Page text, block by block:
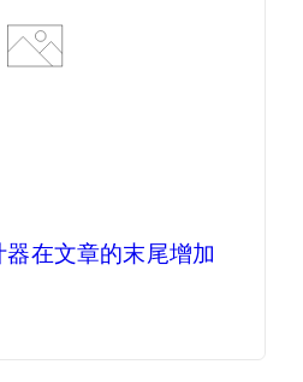
在文章的末尾增加